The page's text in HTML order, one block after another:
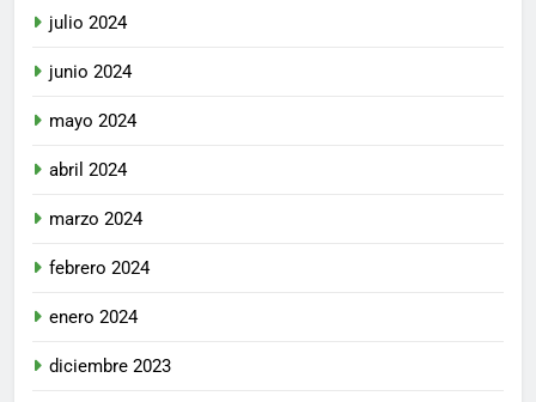
julio 2024
junio 2024
mayo 2024
abril 2024
marzo 2024
febrero 2024
enero 2024
diciembre 2023